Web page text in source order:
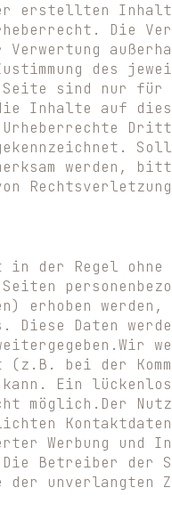
erstellten
Die
des
Seite sind nur
Inhalte auf
werden,
der Regel ohne
erhoben
Daten
(z.B. bei der
Ein
Werbung und
Betreiber der
unverlangten